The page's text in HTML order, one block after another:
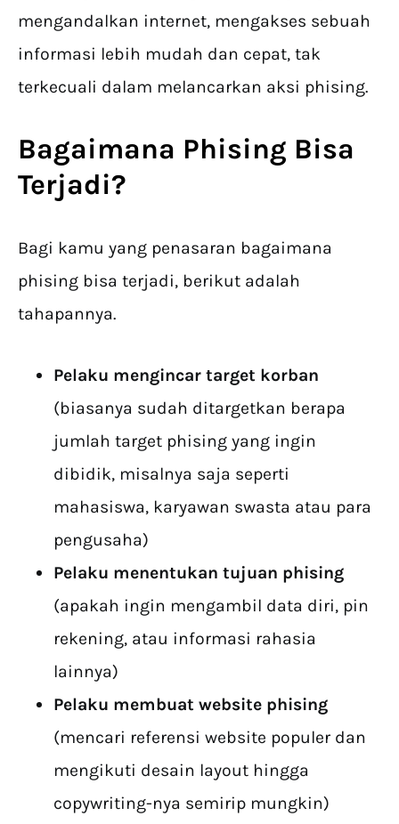
mengandalkan internet, mengakses sebuah
informasi lebih mudah dan cepat, tak
terkecuali dalam melancarkan aksi phising.
Bagaimana Phising Bisa
Terjadi?
Bagi kamu yang penasaran bagaimana
phising bisa terjadi, berikut adalah
tahapannya.
Pelaku mengincar target korban
(biasanya sudah ditargetkan berapa
jumlah target phising yang ingin
dibidik, misalnya saja seperti
mahasiswa, karyawan swasta atau para
pengusaha)
Pelaku menentukan tujuan phising
(apakah ingin mengambil data diri, pin
rekening, atau informasi rahasia
lainnya)
Pelaku membuat website phising
(mencari referensi website populer dan
mengikuti desain layout hingga
copywriting-nya semirip mungkin)